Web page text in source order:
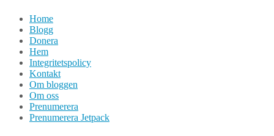
Hoppa
innehåll
Home
Blogg
Donera
Hem
Integritetspolicy
Kontakt
Om bloggen
Om oss
Prenumerera
Prenumerera Jetpack